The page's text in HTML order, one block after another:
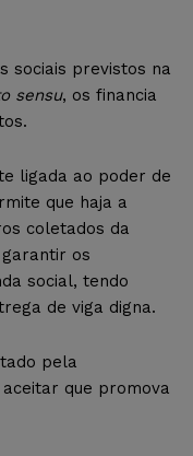
sociais previstos na
sensu, os financia
ligada ao poder de
que haja a
coletados da
os
social, tendo
de viga digna.
pela
que promova